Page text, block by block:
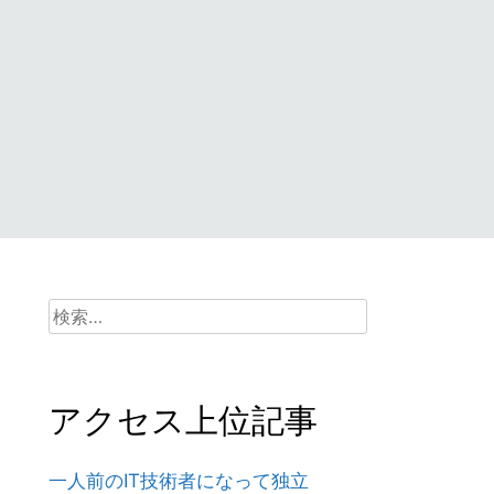
検
索:
アクセス上位記事
一人前のIT技術者になって独立